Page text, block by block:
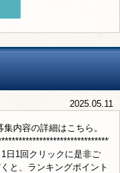
2025.05.11
内容の詳細はこちら。
リックに是非ご
と、ランキングポイント